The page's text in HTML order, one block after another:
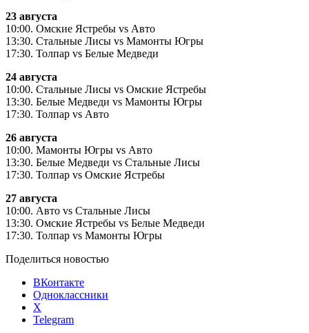
23 августа
10:00. Омские Ястребы vs Авто
13:30. Стальные Лисы vs Мамонты Югры
17:30. Толпар vs Белые Медведи
24 августа
10:00. Стальные Лисы vs Омские Ястребы
13:30. Белые Медведи vs Мамонты Югры
17:30. Толпар vs Авто
26 августа
10:00. Мамонты Югры vs Авто
13:30. Белые Медведи vs Стальные Лисы
17:30. Толпар vs Омские Ястребы
27 августа
10:00. Авто vs Стальные Лисы
13:30. Омские Ястребы vs Белые Медведи
17:30. Толпар vs Мамонты Югры
Поделиться новостью
ВКонтакте
Одноклассники
X
Telegram